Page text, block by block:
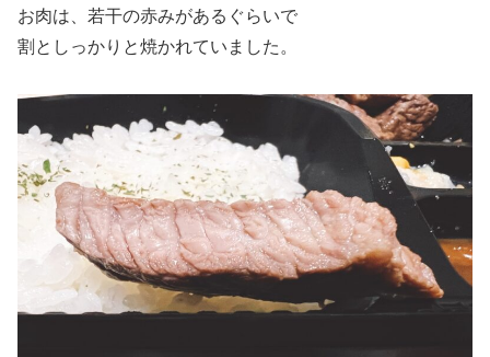
お肉は、若干の赤みがあるぐらいで
割としっかりと焼かれていました。